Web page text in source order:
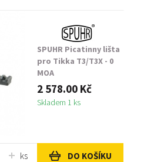
SPUHR Picatinny lišta
pro Tikka T3/T3X - 0
MOA
2 578.00 Kč
Skladem 1 ks
ks DO KOŠÍKU